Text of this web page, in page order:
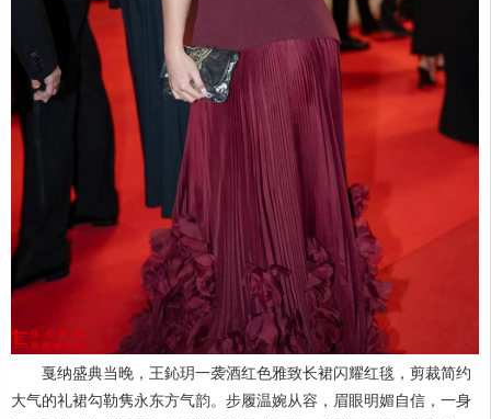
戛纳盛典当晚，王鈊玥一袭酒红色雅致长裙闪耀红毯，剪裁简约
大气的礼裙勾勒隽永东方气韵。步履温婉从容，眉眼明媚自信，一身